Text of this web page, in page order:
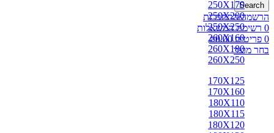
Search
הרשמה/התחברות
0 רשימת המשאלות
0 פריטים ₪0.00
בחר מוצר
250X170
250X200
250X250
260X160
260X180
260X250
170X125
170X160
180X110
180X115
180X120